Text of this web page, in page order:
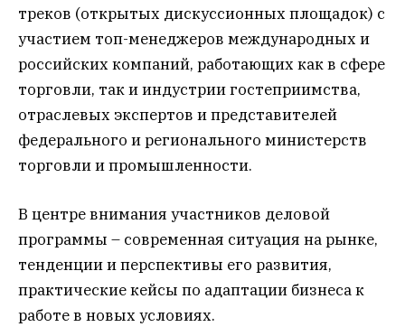
треков (открытых дискуссионных площадок) с
участием топ-менеджеров международных и
российских компаний, работающих как в сфере
торговли, так и индустрии гостеприимства,
отраслевых экспертов и представителей
федерального и регионального министерств
торговли и промышленности.
В центре внимания участников деловой
программы – современная ситуация на рынке,
тенденции и перспективы его развития,
практические кейсы по адаптации бизнеса к
работе в новых условиях.